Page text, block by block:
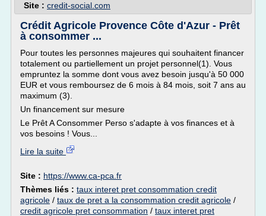
Site : credit-social.com
Crédit Agricole Provence Côte d'Azur - Prêt
à consommer ...
Pour toutes les personnes majeures qui souhaitent financer
totalement ou partiellement un projet personnel(1). Vous
empruntez la somme dont vous avez besoin jusqu'à 50 000
EUR et vous remboursez de 6 mois à 84 mois, soit 7 ans au
maximum (3).
Un financement sur mesure
Le Prêt A Consommer Perso s'adapte à vos finances et à
vos besoins ! Vous...
Lire la suite
Site : https://www.ca-pca.fr
Thèmes liés : taux interet pret consommation credit
agricole / taux de pret a la consommation credit agricole /
credit agricole pret consommation / taux interet pret